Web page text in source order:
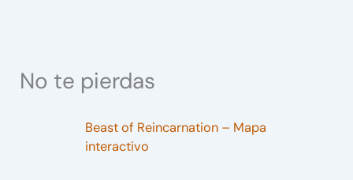
No te pierdas
Beast of Reincarnation – Mapa
interactivo